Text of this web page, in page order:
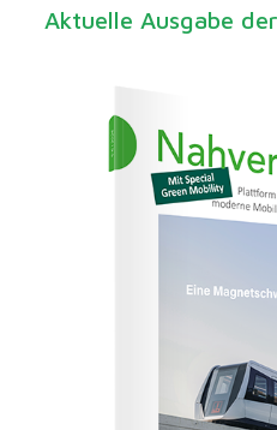
Aktuelle Ausgabe